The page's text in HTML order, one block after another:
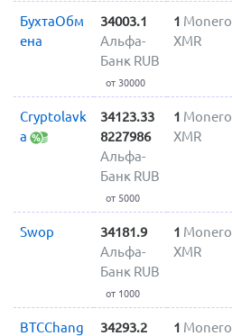
БухтаОбм
ена
34003.1
Альфа-
Банк RUB
от 30000
1 Monero
XMR
Cryptolavk
a
34123.33
8227986
Альфа-
Банк RUB
от 5000
1 Monero
XMR
Swop
34181.9
Альфа-
Банк RUB
от 1000
1 Monero
XMR
BTCChang
34293.2
1 Monero